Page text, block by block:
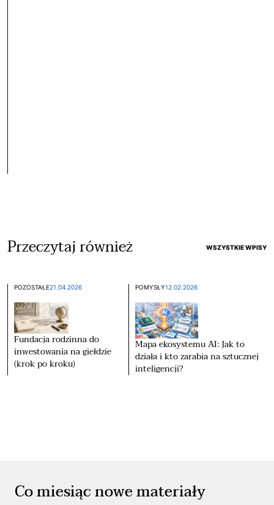
Przeczytaj również WSZYSTKIE WPISY
POZOSTAŁE21.04.2026
Fundacja rodzinna do
inwestowania na giełdzie
(krok po kroku)
POMYSŁY12.02.2026
Mapa ekosystemu AI: Jak to
działa i kto zarabia na sztucznej
inteligencji?
Co miesiąc nowe materiały